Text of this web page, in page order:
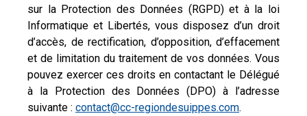
sur la Protection des Données (RGPD) et à la loi
Informatique et Libertés, vous disposez d’un droit
d’accès, de rectification, d’opposition, d’effacement
et de limitation du traitement de vos données. Vous
pouvez exercer ces droits en contactant le Délégué
à la Protection des Données (DPO) à l’adresse
suivante : contact@cc-regiondesuippes.com.